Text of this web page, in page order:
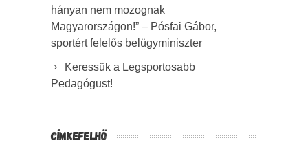
hányan nem mozognak
Magyarországon!” – Pósfai Gábor,
sportért felelős belügyminiszter
Keressük a Legsportosabb
Pedagógust!
CÍMKEFELHŐ